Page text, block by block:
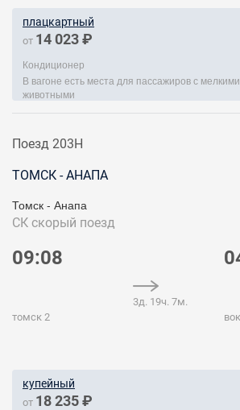
плацкартный
от 14 023 ₽
Кондиционер
В вагоне есть места для пассажиров с
животными
Поезд 203Н
ТОМСК - АНАПА
Томск - Анапа
СК скорый поезд
09:08
томск 2
3д. 19ч. 7м.
купейный
от 18 235 ₽